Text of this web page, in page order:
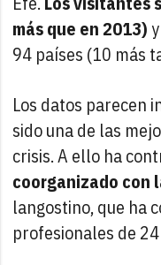
más que en 2013)
94 países (10 más
Los datos parecen
sido una de las
crisis. A ello ha
coorganizado con
langostino, que ha
profesionales de